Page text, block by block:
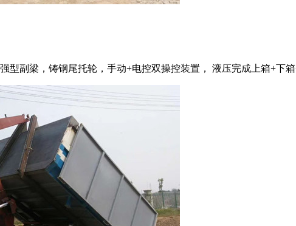
型副梁，铸钢尾托轮，手动+电控双操控装置， 液压完成上箱+下